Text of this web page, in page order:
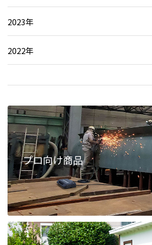
2023年
2022年
プロ向け商品